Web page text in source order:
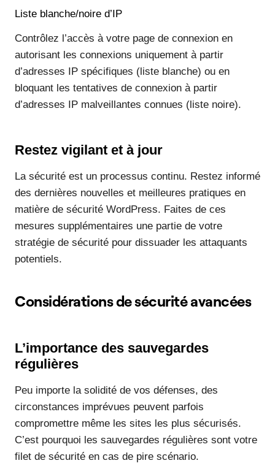
Liste blanche/noire d’IP
Contrôlez l’accès à votre page de connexion en
autorisant les connexions uniquement à partir
d’adresses IP spécifiques (liste blanche) ou en
bloquant les tentatives de connexion à partir
d’adresses IP malveillantes connues (liste noire).
Restez vigilant et à jour
La sécurité est un processus continu. Restez informé
des dernières nouvelles et meilleures pratiques en
matière de sécurité WordPress. Faites de ces
mesures supplémentaires une partie de votre
stratégie de sécurité pour dissuader les attaquants
potentiels.
Considérations de sécurité avancées
L’importance des sauvegardes
régulières
Peu importe la solidité de vos défenses, des
circonstances imprévues peuvent parfois
compromettre même les sites les plus sécurisés.
C’est pourquoi les sauvegardes régulières sont votre
filet de sécurité en cas de pire scénario.